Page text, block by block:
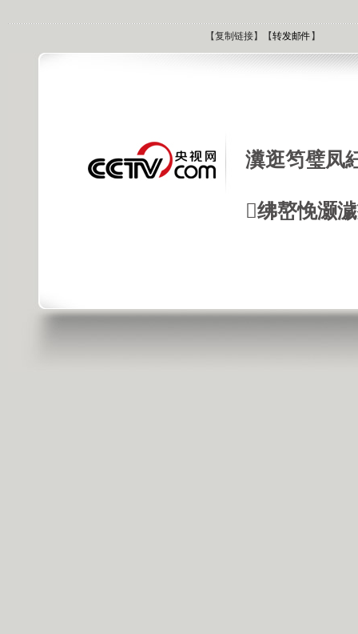
【复制链接】【转发邮件 】
瀵逛笉璧凤
绋嶅悗灏